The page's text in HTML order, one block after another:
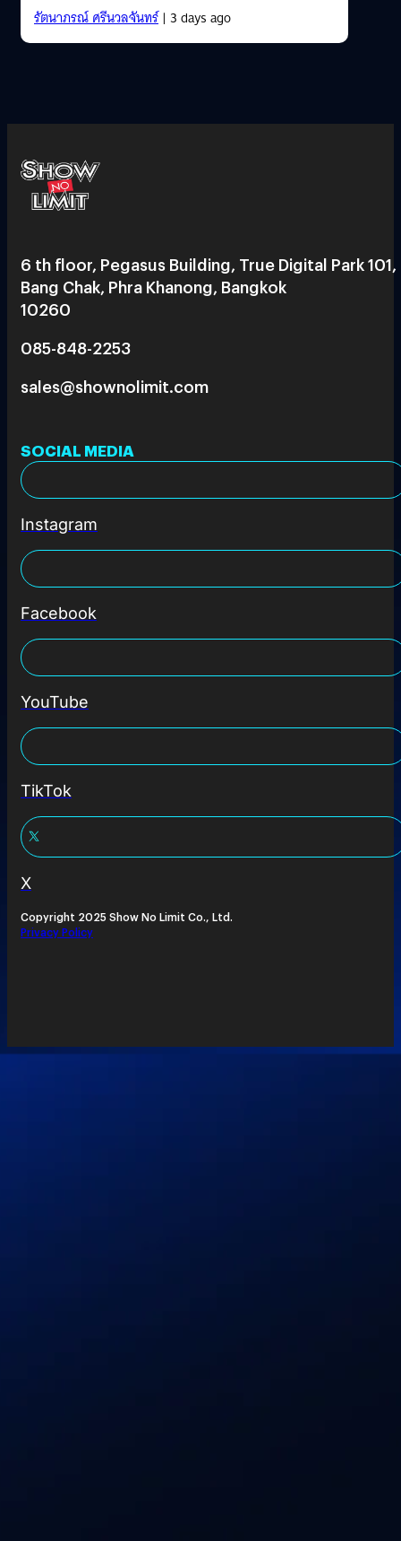
รัตนาภรณ์ ศรีนวลจันทร์| 3 days ago
6 th floor, Pegasus Building, True Digital Park 101,
Bang Chak, Phra Khanong, Bangkok
10260
085-848-2253
sales@shownolimit.com
SOCIAL MEDIA
Instagram
Facebook
YouTube
TikTok
X
Copyright 2025 Show No Limit Co., Ltd.
Privacy Policy